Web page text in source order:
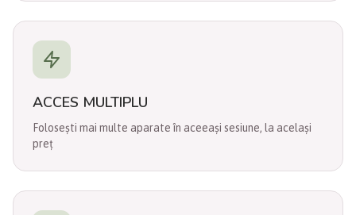
ACCES MULTIPLU
Folosești mai multe aparate în aceeași sesiune, la același
preț